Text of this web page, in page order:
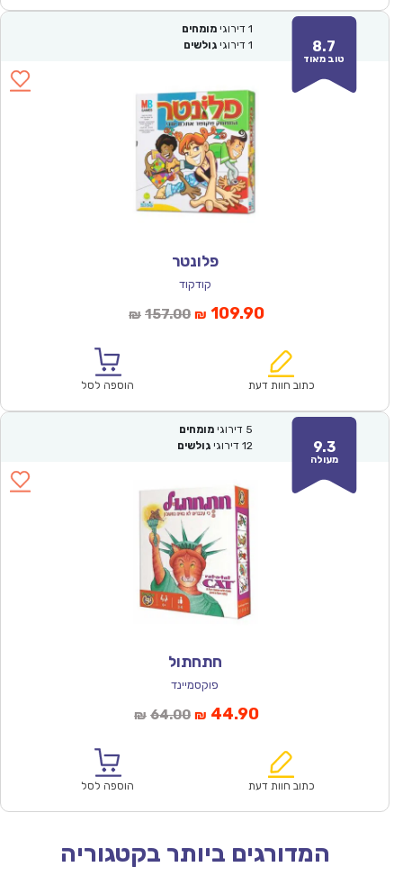
8.7
טוב מאוד
1 דירוגי מומחים
1 דירוגי גולשים
פלונטר
קודקוד
₪ 157.00המחיר
₪157.00.
₪ 109.90המחיר
הוא:
כתוב חוות דעת הוספה לסל
9.3
מעולה
5 דירוגי מומחים
12 דירוגי גולשים
חתחתול
פוקסמיינד
₪ 64.00המחיר
₪64.00.
₪ 44.90המחיר
הוא:
כתוב חוות דעת הוספה לסל
המדורגים ביותר בקטגוריה